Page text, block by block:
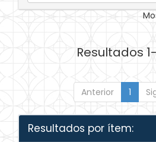
Resultados 1-
Anterior 1
Resultados por ítem: